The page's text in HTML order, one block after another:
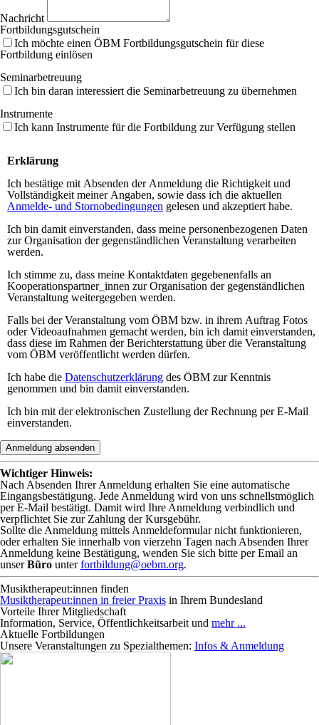
Nachricht
Fortbildungsgutschein
Ich möchte einen ÖBM Fortbildungsgutschein für diese
Fortbildung einlösen
Seminarbetreuung
Ich bin daran interessiert die Seminarbetreuung zu übernehmen
Instrumente
Ich kann Instrumente für die Fortbildung zur Verfügung stellen
Erklärung
Ich bestätige mit Absenden der Anmeldung die Richtigkeit und
Vollständigkeit meiner Angaben, sowie dass ich die aktuellen
Anmelde- und Stornobedingungen gelesen und akzeptiert habe.
Ich bin damit einverstanden, dass meine personenbezogenen Daten
zur Organisation der gegenständlichen Veranstaltung verarbeiten
werden.
Ich stimme zu, dass meine Kontaktdaten gegebenenfalls an
Kooperationspartner_innen zur Organisation der gegenständlichen
Veranstaltung weitergegeben werden.
Falls bei der Veranstaltung vom ÖBM bzw. in ihrem Auftrag Fotos
oder Videoaufnahmen gemacht werden, bin ich damit einverstanden,
dass diese im Rahmen der Berichterstattung über die Veranstaltung
vom ÖBM veröffentlicht werden dürfen.
Ich habe die Datenschutzerklärung des ÖBM zur Kenntnis
genommen und bin damit einverstanden.
Ich bin mit der elektronischen Zustellung der Rechnung per E-Mail
einverstanden.
Bitte nicht ausfüllen
Anmeldung absenden
Wichtiger Hinweis:
Nach Absenden Ihrer Anmeldung erhalten Sie eine automatische
Eingangsbestätigung. Jede Anmeldung wird von uns schnellstmöglich
per E-Mail bestätigt. Damit wird Ihre Anmeldung verbindlich und
verpflichtet Sie zur Zahlung der Kursgebühr.
Sollte die Anmeldung mittels Anmeldeformular nicht funktionieren,
oder erhalten Sie innerhalb von vierzehn Tagen nach Absenden Ihrer
Anmeldung keine Bestätigung, wenden Sie sich bitte per Email an
unserBüro unterfortbildung@oebm.org.
Musiktherapeut:innen finden
Musiktherapeut:innen in freier Praxis in Ihrem Bundesland
Vorteile Ihrer Mitgliedschaft
Information, Service, Öffentlichkeitsarbeit und mehr ...
Aktuelle Fortbildungen
Unsere Veranstaltungen zu Spezialthemen: Infos & Anmeldung